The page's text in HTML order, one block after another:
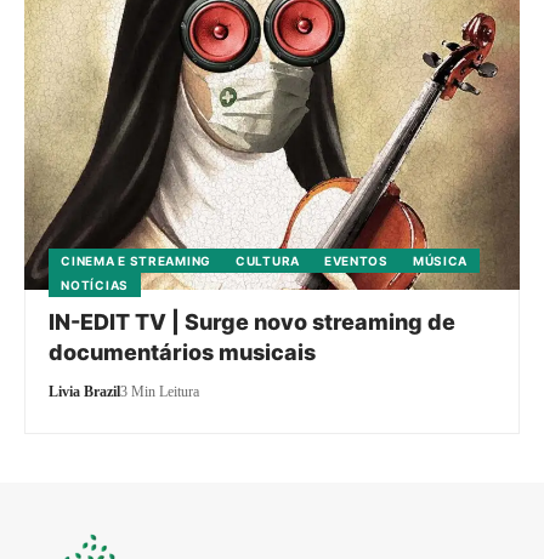
CINEMA E STREAMING CULTURA EVENTOS
MÚSICA
NOTÍCIAS
IN-EDIT TV | Surge novo streaming de
documentários musicais
Livia Brazil3 Min Leitura